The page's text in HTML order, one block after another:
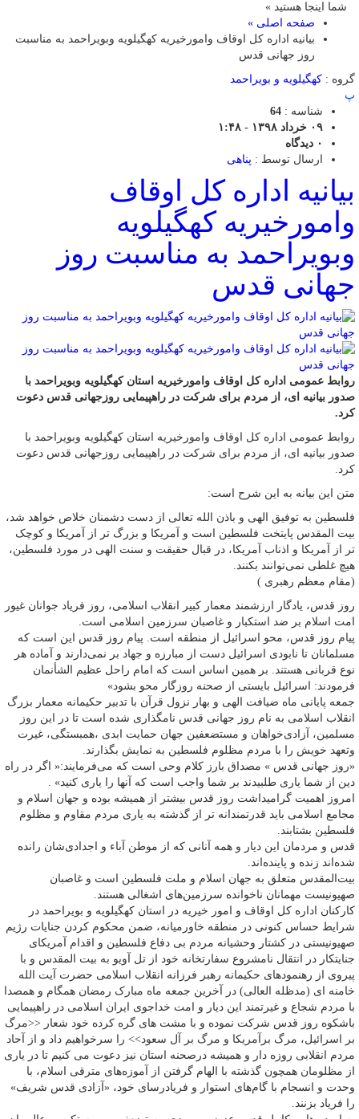
شما اینجا هستید »
صفحه اصلی »
بیانیه اداره کل اوقاف وامورخیریه کهگیلویه وبویراحمد به مناسبت
روز جهانی قدس
گروه : کهگیلویه و بویراحمد
پ
شناسه : 64
۰۹ خرداد ۱۳۹۸ - ۱:۴۸
۰ دیدگاه
ارسال توسط : پناهی
بیانیه اداره کل اوقاف
وامورخیریه کهگیلویه
وبویراحمد به مناسبت روز
جهانی قدس
روابط عمومی اداره کل اوقاف وامورخیریه استان کهگیلویه وبویراحمد با
صدور بیانیه ای، از مردم برای شرکت در راهپیمایی روزجهانی قدس دعوت
کرد.
روابط عمومی اداره کل اوقاف وامورخیریه استان کهگیلویه وبویراحمد با
صدور بیانیه ای، از مردم برای شرکت در راهپیمایی روزجهانی قدس دعوت
کرد.
متن این بیانه به این شرح است:
فلسطین به توفیق الهی و باذن الله تعالی از دست دشمنان خلاص خواهد شد،
بیت المقدس پایتخت فلسطین است و آمریکا و بزرگ تر از آمریکا و کوچک
تر از آمریکا و اذناب آمریکا، در قبال حقیقت و سنت الهی در مورد فلسطین،
هیچ غلطی نمی‌توانند بکنند.
(مقام معظم رهبری )
روز قدس، یادگار ارزشمند معمار کبیر انقلاب اسلامی، روز فریاد جوانان غیور
امت اسلام بر ضد استکبار و غاصبان سرزمین اسلامى است.
پیام روز قدس، محو اسرائیل از منطقه است. پیام روز قدس این است که
مسلمانان تا نابودى اسرائیل دست از مبارزه و جهاد بر نمى‌دارند و آماده هر
نوع قربانى هستند. بر همین اساس است که امام راحل عظیم الشأنمان
فرمودند: اسرائیل بایستى از صحنه روزگار محو بشود»
جمعه پایانی ماه ضیافت الهی و بهار نزول قرآن با تدبیر حکیمانه معمار بزرگ
انقلاب اسلامی به نام روز جهانی قدس نامگذاری شده است تا در این روز
مسلمین، آزادی‌خواهان و مستضعفین جهان حمایت ابدی ،همبستگی، غیرت
وتعهد خویش را با مردم مظلوم فلسطین به نمایش بگذارند.
«روز جهانی قدس » مصداق بارز کلام وحی است که می‌فرمایند:« اگر در راه
دین از شما یاری طلبیدند بر شما واجب است که آنها را یاری کنید» .
امروز اهمیت گرامیداشت روز قدس بیشتر از همیشه بوده و جهان اسلام و
مجامع اسلامی باید قدرتمندانه تر از گذشته به یاری مردم مقاوم و مظلوم
فلسطین بشتابند.
قدس و مردمان این دیار و همه آنانی که از موطن آباء و اجدادی‌شان رانده
شده‌اند زنده و پاینده‌اند.
بیت‌المقدس متعلق به جهان اسلام و ملت فلسطین است و غاصبان
صهیونیست مهمانان ناخوانده سرزمین‌های اشغالی هستند.
کارکنان اداره کل اوقاف و امور خیریه در استان کهگیلویه و بویراحمد در
شرایط حساس کنونی در منطقه خاورمیانه، ضمن محکوم کردن جنایات رژیم
صهیونیستی در کشتار وحشیانه مردم بی دفاع فلسطین و اقدام آمریکای
جنایتکار در انتقال نامشروع سفارتخانه خود از تل آویو به بیت المقدس و با
پیروی از رهنمودهای حکیمانه رهبر فرزانه انقلاب اسلامی حضرت آیت الله
خامنه ای (مدظله العالی) در آخرین جمعه ماه مبارک رمضان همگام و همصدا
با مردم شجاع و غیرتمند این دیار و امت خداجوی ایران اسلامی در راهپیمایی
باشکوه روز قدس شرکت نموده و با مشت های گره کرده خود شعار <<مرگ
بر اسرائیل، مرگ برآمریکا و مرگ بر آل سعود>> را سرخواهیم داد و از آحاد
مردم انقلابی روزه دار و همیشه درصحنه استان نیز دعوت می کنیم تا در یاری
از مظلومان همچون گذشته با الهام گرفتن از آموزه‌های مترقی اسلام، با
وحدت و انسجام با گام‌های استوار و فریادرسای خود، «آزادی قدس شریف»
را فریاد بزنند.